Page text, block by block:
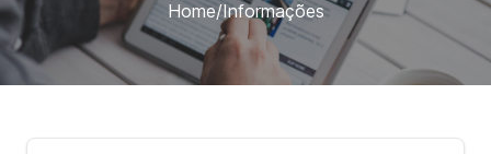
Home/Informações